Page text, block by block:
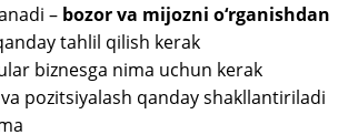
– bozor va mijozni o‘rganishdan
tahlil qilish kerak
biznesga nima uchun kerak
pozitsiyalash qanday shakllantiriladi